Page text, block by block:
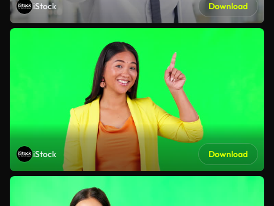
iStock Download
iStock Download